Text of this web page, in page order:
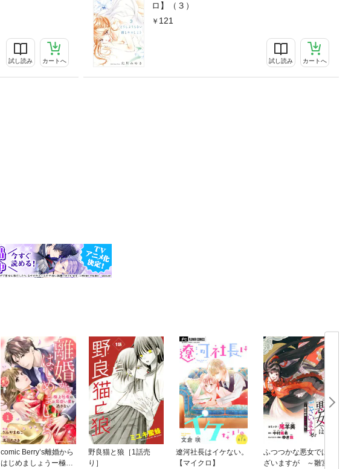
試し読み カートへ
ロ】（３）
121
試し読み カートへ
comic Berry’s離婚から
はじめましょうー極上
野良猫と狼［1話売
り］
遼河社長はイケない。
【マイクロ】
ふつつかな悪女ではご
ざいますが ～雛宮蝶